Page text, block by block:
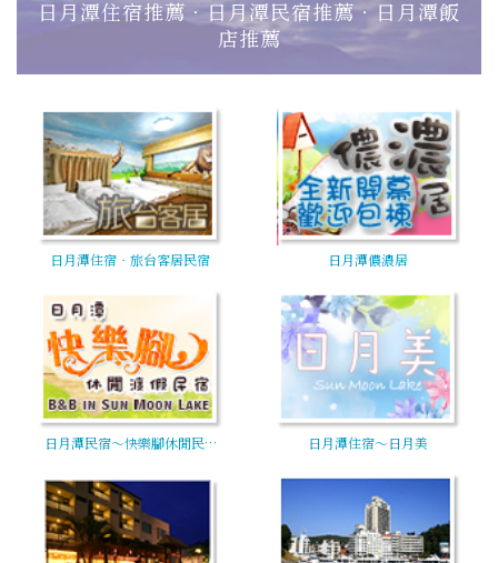
日月潭住宿推薦‧日月潭民宿推薦‧日月潭飯
店推薦
日月潭住宿‧旅台客居民宿 日月潭儂濃居
日月潭民宿～快樂腳休閒民… 日月潭住宿～日月美